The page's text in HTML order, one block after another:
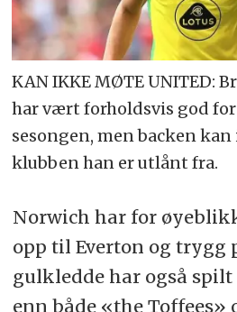
KAN IKKE MØTE UNITED:
har vært forholdsvis god
sesongen, men backen
klubben han er utlånt fra.
Norwich har for
opp til Everton og trygg
gulkledde har også
enn både «the Toffees»